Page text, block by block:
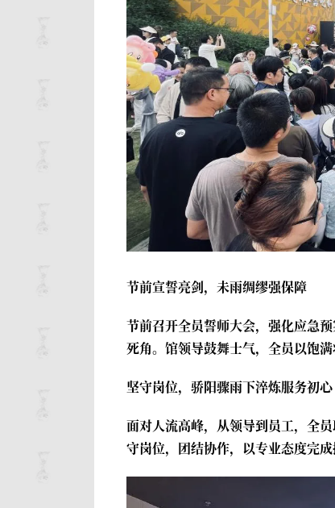
节前宣誓亮剑，未雨绸缪强保障
节前召开全员誓师大会，强化应急
死角。馆领导鼓舞士气，全员以饱
坚守岗位，骄阳骤雨下淬炼服务初心
面对人流高峰，从领导到员工，全
守岗位，团结协作，以专业态度完